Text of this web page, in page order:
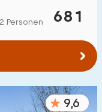
681
Personen
9,6